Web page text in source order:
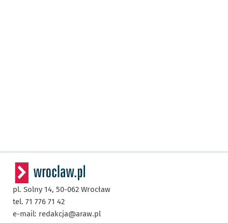
pl. Solny 14, 50-062 Wrocław
tel. 71 776 71 42
e-mail: redakcja@araw.pl